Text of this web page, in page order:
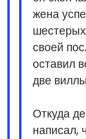
жена
своей
оставил
две
Откуда
написал,